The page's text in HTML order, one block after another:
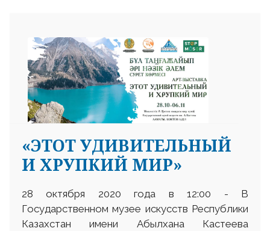
«ЭТОТ УДИВИТЕЛЬНЫЙ
И ХРУПКИЙ МИР»
28 октября 2020 года в 12:00 - В
Государственном музее искусств Республики
Казахстан имени Абылхана Кастеева